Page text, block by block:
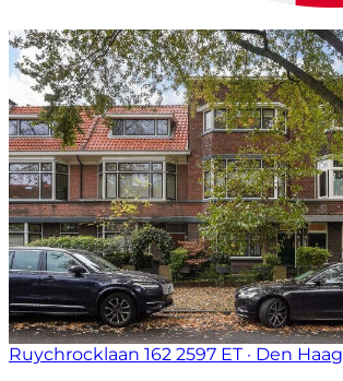
Ruychrocklaan 162 2597 ET · Den Haag